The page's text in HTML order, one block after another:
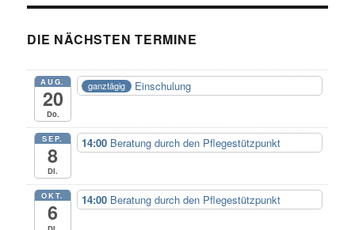
DIE NÄCHSTEN TERMINE
AUG.
20
Do.
ganztägig Einschulung
SEP.
8
Di.
14:00 Beratung durch den Pflegestützpunkt
OKT.
6
14:00 Beratung durch den Pflegestützpunkt